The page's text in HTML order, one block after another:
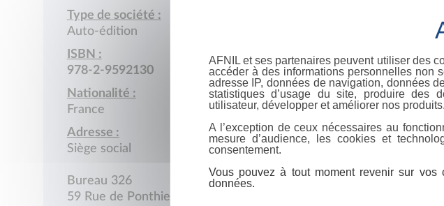
Type de société :
Auto-édition
ISBN :
978-2-9592130
Nationalité :
France
Adresse :
Siège social
Bureau 326
59 Rue de Ponthieu
AFNIL et ses partenaires peuvent utiliser des
accéder à des informations personnelles non
adresse IP, données de navigation, données
statistiques d’usage du site, produire des
utilisateur, développer et améliorer nos produits.
A l’exception de ceux nécessaires au
mesure d’audience, les cookies et
consentement.
Vous pouvez à tout moment revenir sur
données.